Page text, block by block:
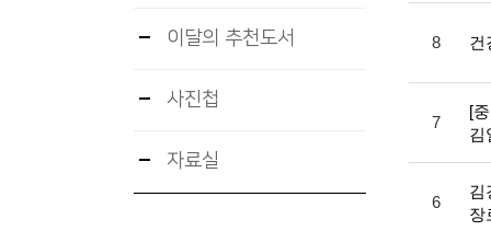
이달의 추천도서
사진첩
자료실
8 건
7
[
김
6
김
장